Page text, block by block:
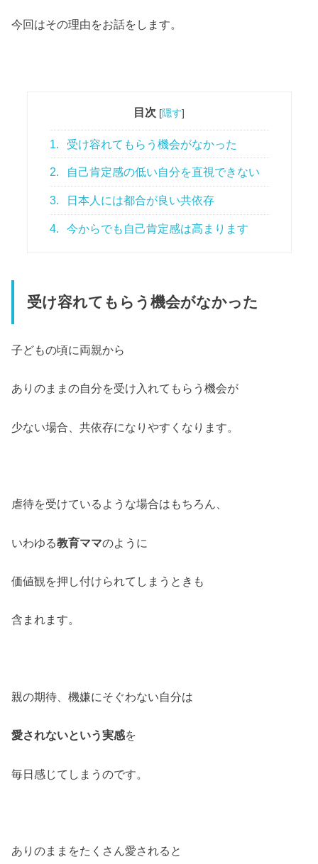
今回はその理由をお話をします。
目次 [隠す]
1. 受け容れてもらう機会がなかった
2. 自己肯定感の低い自分を直視できない
3. 日本人には都合が良い共依存
4. 今からでも自己肯定感は高まります
受け容れてもらう機会がなかった
子どもの頃に両親から
ありのままの自分を受け入れてもらう機会が
少ない場合、共依存になりやすくなります。
虐待を受けているような場合はもちろん、
いわゆる教育ママのように
価値観を押し付けられてしまうときも
含まれます。
親の期待、機嫌にそぐわない自分は
愛されないという実感を
毎日感じてしまうのです。
ありのままをたくさん愛されると